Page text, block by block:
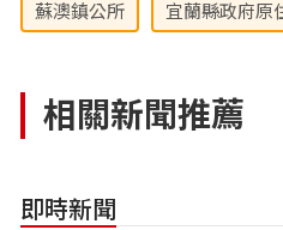
蘇澳鎮公所 宜蘭縣政府原
相關新聞推薦
即時新聞